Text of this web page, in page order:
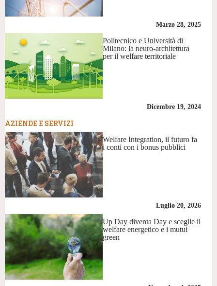
Marzo 28, 2025
Politecnico e Università di
Milano: la neuro-architettura
per il welfare territoriale
Dicembre 19, 2024
AZIENDE E SERVIZI
Welfare Integration, il futuro fa
i conti con i bonus pubblici
Luglio 20, 2026
Up Day diventa Day e sceglie il
welfare energetico e i mutui
green